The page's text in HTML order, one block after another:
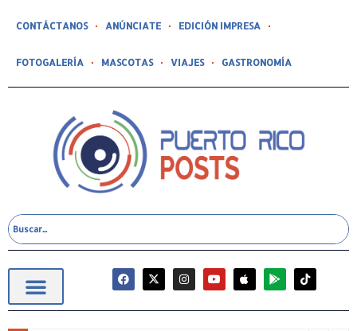
CONTÁCTANOS ANÚNCIATE EDICIÓN IMPRESA
FOTOGALERÍA MASCOTAS VIAJES GASTRONOMÍA